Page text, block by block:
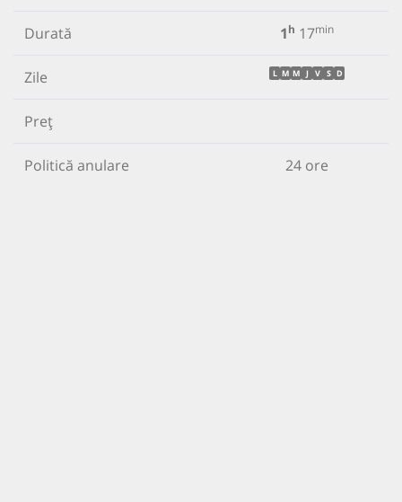
Durată 1h 17min
Zile L M M J V S D
Preț
Politică anulare 24 ore